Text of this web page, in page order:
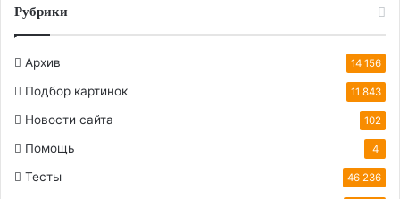
Рубрики
Архив 14 156
Подбор картинок 11 843
Новости сайта 102
Помощь 4
Тесты 46 236